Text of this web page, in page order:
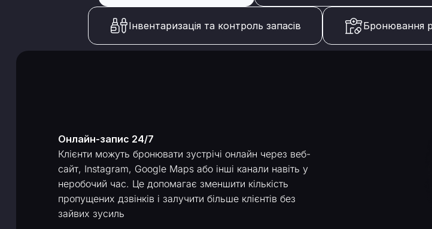
Інвентаризація та контроль запасів Бронювання
Онлайн-запис 24/7
Клієнти можуть бронювати зустрічі онлайн через веб-
сайт, Instagram, Google Maps або інші канали навіть у
неробочий час. Це допомагає зменшити кількість
пропущених дзвінків і залучити більше клієнтів без
зайвих зусиль